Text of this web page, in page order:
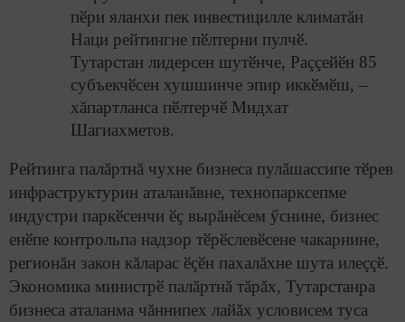
пӗри яланхи пек инвестицилле климатăн
Наци рейтингне пӗлтерни пулчӗ.
Тутарстан лидерсен шутӗнче, Раççейӗн 85
субъекчӗсен хушшинче эпир иккӗмӗш, –
хăпартланса пӗлтерчӗ Мидхат
Шагиахметов.
Рейтинга палăртнă чухне бизнеса пулăшассипе тӗрев
инфраструктурин аталанăвне, технопарксепме
индустри паркӗсенчи ӗç вырăнӗсем ӳснине, бизнес
енӗпе контрольпа надзор тӗрӗслевӗсене чакарнине,
регионăн закон кăларас ӗçӗн пахалăхне шута илеççӗ.
Экономика министрӗ палăртнă тăрăх, Тутарстанра
бизнеса аталанма чăннипех лайăх условисем туса